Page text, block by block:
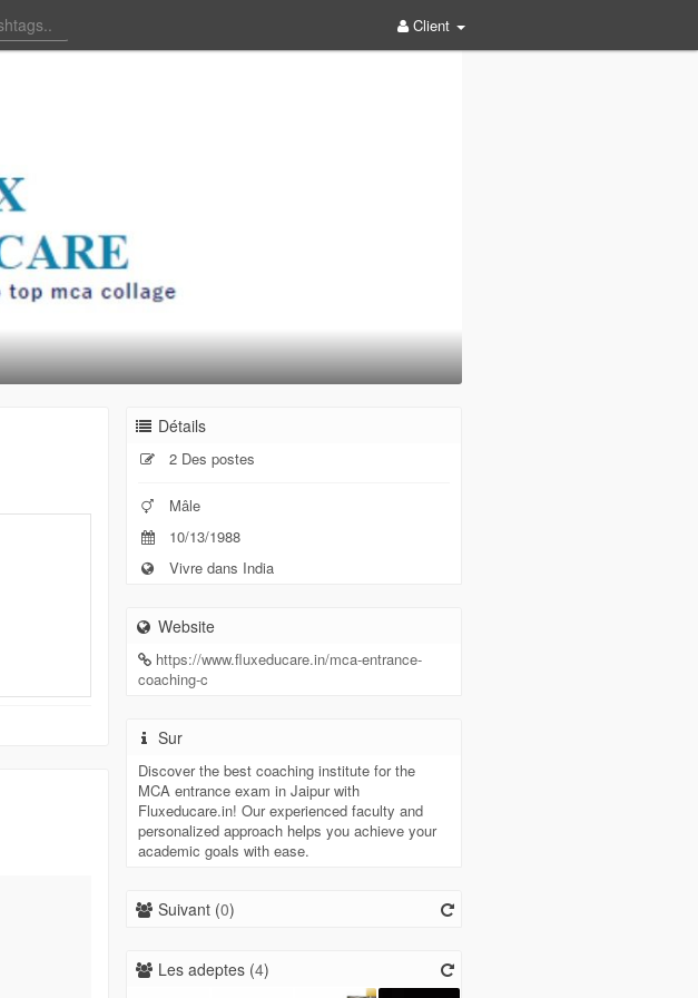
Client
Détails
2 Des postes
Mâle
10/13/1988
Vivre dans India
Website
https://www.fluxeducare.in/mca-entrance-
coaching-c
Sur
Discover the best coaching institute for the
MCA entrance exam in Jaipur with
Fluxeducare.in! Our experienced faculty and
personalized approach helps you achieve your
academic goals with ease.
Suivant (0)
Les adeptes (4)